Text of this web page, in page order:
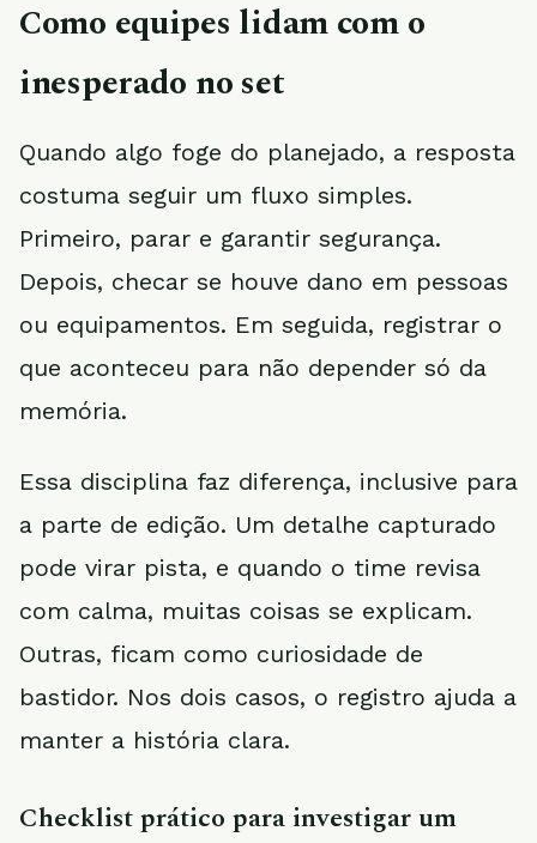
Como equipes lidam com o
inesperado no set
Quando algo foge do planejado, a resposta
costuma seguir um fluxo simples.
Primeiro, parar e garantir segurança.
Depois, checar se houve dano em pessoas
ou equipamentos. Em seguida, registrar o
que aconteceu para não depender só da
memória.
Essa disciplina faz diferença, inclusive para
a parte de edição. Um detalhe capturado
pode virar pista, e quando o time revisa
com calma, muitas coisas se explicam.
Outras, ficam como curiosidade de
bastidor. Nos dois casos, o registro ajuda a
manter a história clara.
Checklist prático para investigar um